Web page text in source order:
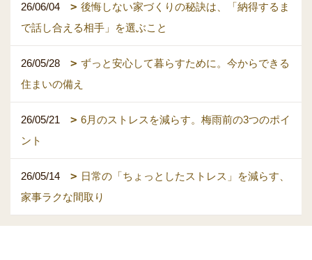
26/06/04
後悔しない家づくりの秘訣は、「納得するま
で話し合える相手」を選ぶこと
26/05/28
ずっと安心して暮らすために。今からできる
住まいの備え
26/05/21
6月のストレスを減らす。梅雨前の3つのポイ
ント
26/05/14
日常の「ちょっとしたストレス」を減らす、
家事ラクな間取り